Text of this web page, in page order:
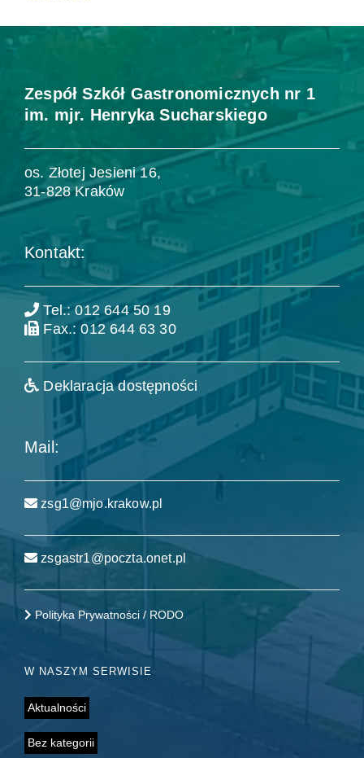
Zespół Szkół Gastronomicznych nr 1
im. mjr. Henryka Sucharskiego
os. Złotej Jesieni 16,
31-828 Kraków
Kontakt:
Tel.: 012 644 50 19
Fax.: 012 644 63 30
Deklaracja dostępności
Mail:
zsg1@mjo.krakow.pl
zsgastr1@poczta.onet.pl
Polityka Prywatności / RODO
W NASZYM SERWISIE
Aktualności
Bez kategorii